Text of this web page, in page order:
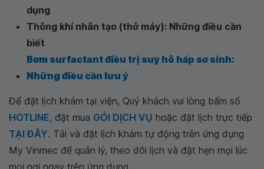
dụng
Thông khí nhân tạo (thở máy): Những điều cần
biết
Bơm surfactant điều trị suy hô hấp sơ sinh:
Những điều cần lưu ý
Để đặt lịch khám tại viện, Quý khách vui lòng bấm số
HOTLINE, đặt mua GÓI DỊCH VỤ hoặc đặt lịch trực tiếp
TẠI ĐÂY. Tải và đặt lịch khám tự động trên ứng dụng
My Vinmec để quản lý, theo dõi lịch và đặt hẹn mọi lúc
mọi nơi ngay trên ứng dụng.